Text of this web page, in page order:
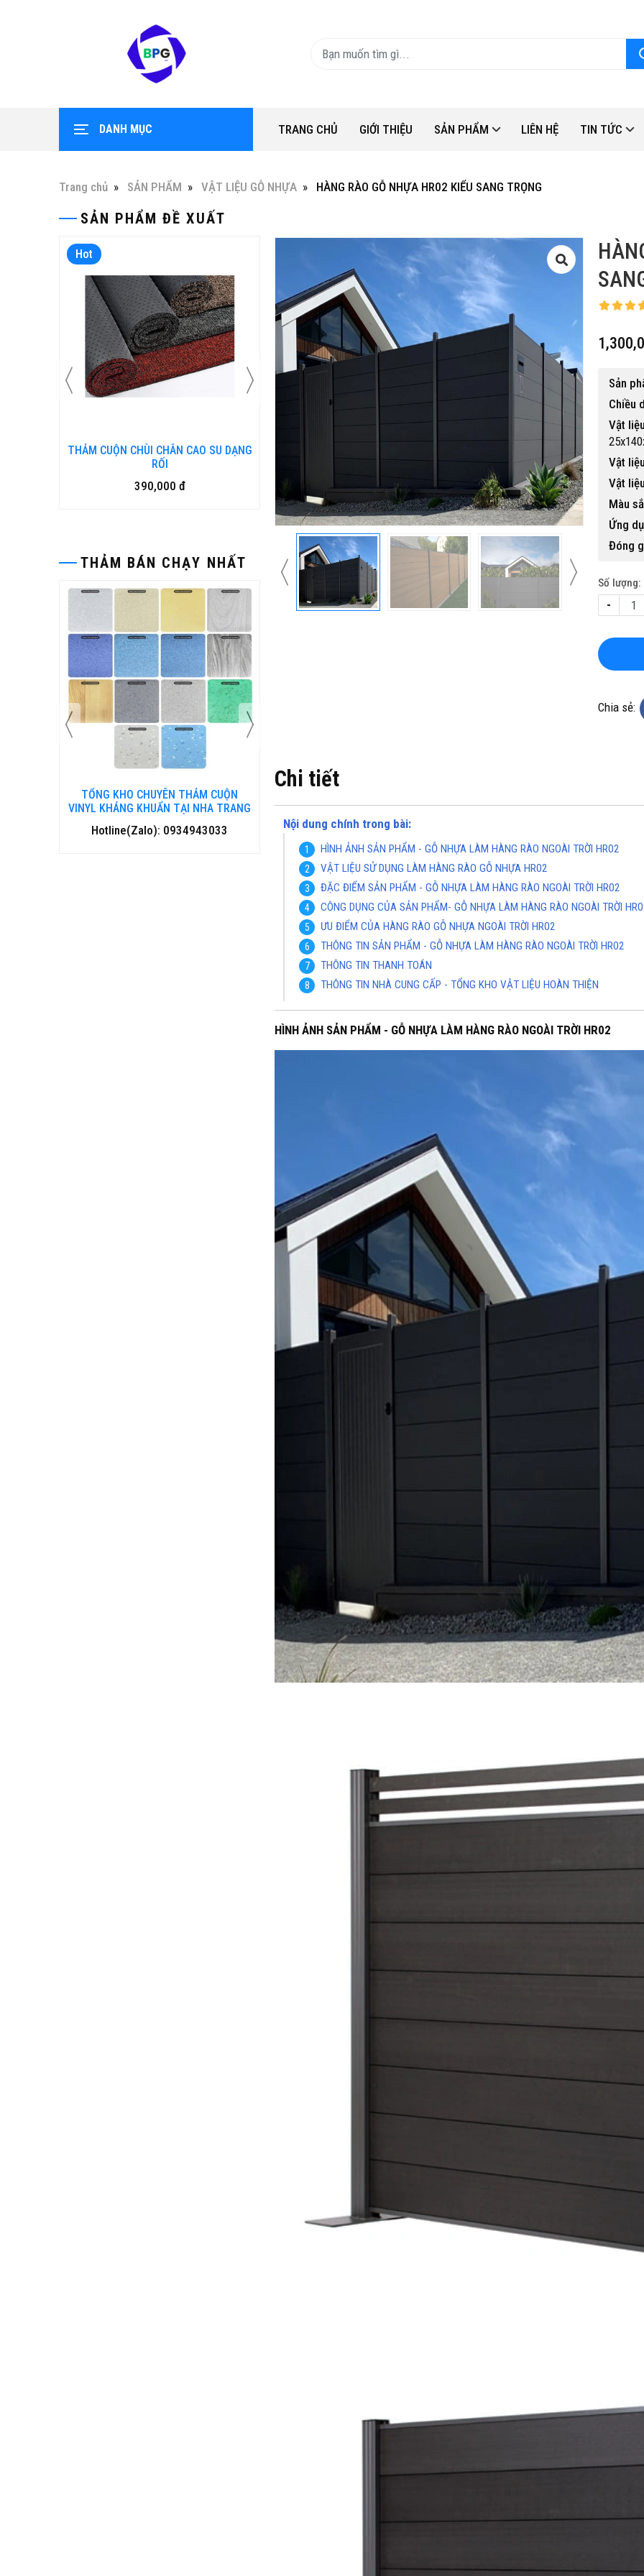
DANH MỤC TRANG CHỦ GIỚI THIỆU SẢN PHẨM LIÊN HỆ TIN TỨC
Trang chủ SẢN PHẨM VẬT LIỆU GỖ NHỰA HÀNG RÀO GỖ NHỰA HR02 KIỂU SANG TRỌNG
SẢN PHẨM ĐỀ XUẤT
Hot
Bàn ghế gỗ nhựa ngoài trời BP-456
15,500,000 đ
THẢM BÁN CHẠY NHẤT
TỔNG KHO CHUYÊN THẢM CUỘN
VINYL KHÁNG KHUẨN TẠI ĐÀ NẴNG
Hotline(Zalo): 0934943033
VINYL KHÁNG KHUẨN TẠI HÀ NỘI
Hotline(Zalo): 0934943033
VINYL KHÁNG KHUẨN TẠI HỒ
Sản
Chiều
Vật
Vật
Vật
Màu
Ứng
Đóng
Số lượng:
-
Chia sẻ:
Chi tiết
Nội dung chính trong bài:
HÌNH ẢNH SẢN PHẨM - GỖ NHỰA LÀM HÀNG RÀO NGOÀI TRỜI HR02
VẬT LIỆU SỬ DỤNG LÀM HÀNG RÀO GỖ NHỰA HR02
ĐẶC ĐIỂM SẢN PHẨM - GỖ NHỰA LÀM HÀNG RÀO NGOÀI TRỜI HR02
CÔNG DỤNG CỦA SẢN PHẨM- GỖ NHỰA LÀM HÀNG RÀO NGOÀI TRỜI
ƯU ĐIỂM CỦA HÀNG RÀO GỖ NHỰA NGOÀI TRỜI HR02
THÔNG TIN SẢN PHẨM - GỖ NHỰA LÀM HÀNG RÀO NGOÀI TRỜI HR02
THÔNG TIN THANH TOÁN
THÔNG TIN NHÀ CUNG CẤP - TỔNG KHO VẬT LIỆU HOÀN THIỆN
HÌNH ẢNH SẢN PHẨM - GỖ NHỰA LÀM HÀNG RÀO NGOÀI TRỜI HR02